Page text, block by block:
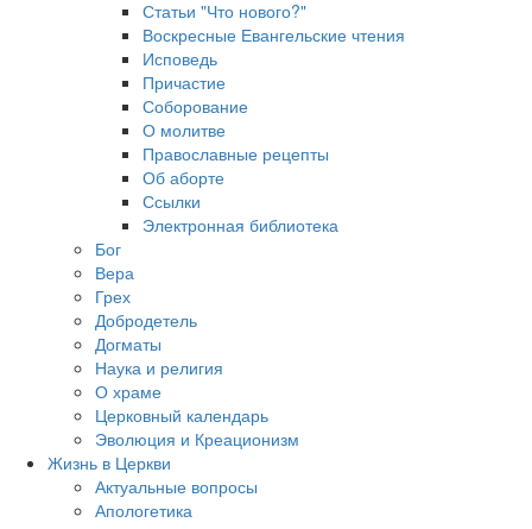
Статьи "Что нового?"
Воскресные Евангельские чтения
Исповедь
Причастие
Соборование
О молитве
Православные рецепты
Об аборте
Ссылки
Электронная библиотека
Бог
Вера
Грех
Добродетель
Догматы
Наука и религия
О храме
Церковный календарь
Эволюция и Креационизм
Жизнь в Церкви
Актуальные вопросы
Апологетика